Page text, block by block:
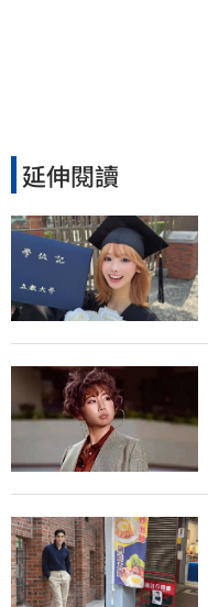
延伸閱讀